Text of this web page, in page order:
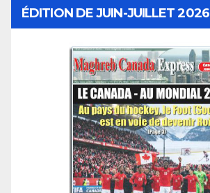
ÉDITION DE JUIN-JUILLET 2026